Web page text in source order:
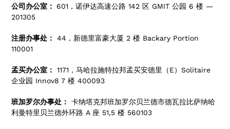
公司办公室： 601，诺伊达高速公路 142 区 GMIT 公园 6 楼 —
201305
注册办事处：
44，新德里富豪大厦 2 楼 Backary Portion
110001
孟买办公室：
1171，马哈拉施特拉邦孟买安德里（E）Solitaire
企业园 Innov8 7 楼 400093
班加罗尔办事处：
卡纳塔克邦班加罗尔贝兰德市德瓦拉比萨纳哈
利曼特里贝兰德外环路 A 座 51,5 楼 560103